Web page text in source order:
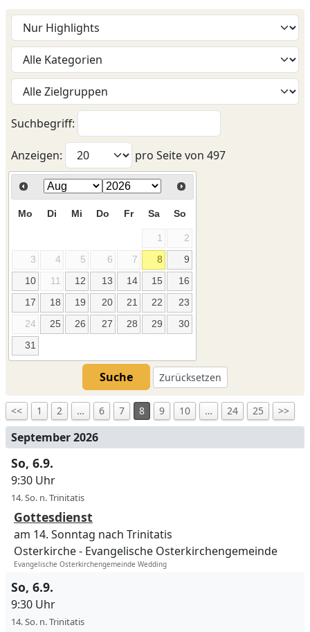
Suchbegriff:
Anzeigen: pro Seite von 497
Mo Di Mi Do Fr Sa So
1
2
3
4 5 6 7 8
9
10
11 12 13 14 15
16
17
18 19 20 21 22
23
24
25 26 27 28 29
30
31
Suche Zurücksetzen
<< 1 2 … 6 7 8 9 10 … 24 25 >>
September 2026
So, 6.9.
9:30 Uhr
14. So. n. Trinitatis
Gottesdienst
am 14. Sonntag nach Trinitatis
Osterkirche
Evangelische Osterkirchengemeinde
Evangelische Osterkirchengemeinde Wedding
So, 6.9.
9:30 Uhr
14. So. n. Trinitatis